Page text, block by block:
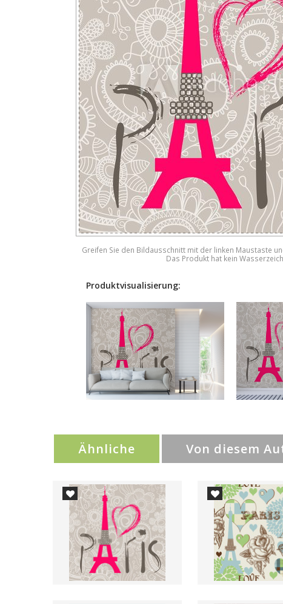
Greifen Sie den Bildausschnitt mit der linken Maustaste
Das Produkt hat kein
Produktvisualisierung:
Ähnliche Von diesem